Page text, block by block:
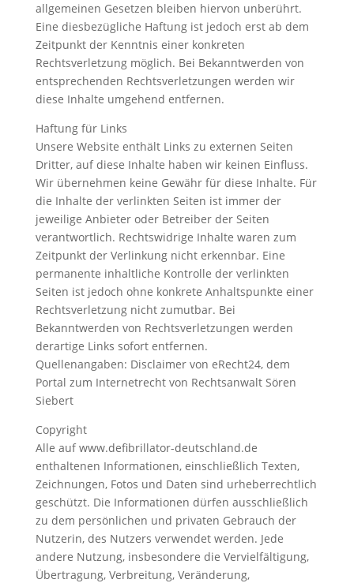
allgemeinen Gesetzen bleiben hiervon unberührt.
Eine diesbezügliche Haftung ist jedoch erst ab dem
Zeitpunkt der Kenntnis einer konkreten
Rechtsverletzung möglich. Bei Bekanntwerden von
entsprechenden Rechtsverletzungen werden wir
diese Inhalte umgehend entfernen.
Haftung für Links
Unsere Website enthält Links zu externen Seiten
Dritter, auf diese Inhalte haben wir keinen Einfluss.
Wir übernehmen keine Gewähr für diese Inhalte. Für
die Inhalte der verlinkten Seiten ist immer der
jeweilige Anbieter oder Betreiber der Seiten
verantwortlich. Rechtswidrige Inhalte waren zum
Zeitpunkt der Verlinkung nicht erkennbar. Eine
permanente inhaltliche Kontrolle der verlinkten
Seiten ist jedoch ohne konkrete Anhaltspunkte einer
Rechtsverletzung nicht zumutbar. Bei
Bekanntwerden von Rechtsverletzungen werden
derartige Links sofort entfernen.
Quellenangaben: Disclaimer von eRecht24, dem
Portal zum Internetrecht von Rechtsanwalt Sören
Siebert
Copyright
Alle auf www.defibrillator-deutschland.de
enthaltenen Informationen, einschließlich Texten,
Zeichnungen, Fotos und Daten sind urheberrechtlich
geschützt. Die Informationen dürfen ausschließlich
zu dem persönlichen und privaten Gebrauch der
Nutzerin, des Nutzers verwendet werden. Jede
andere Nutzung, insbesondere die Vervielfältigung,
Übertragung, Verbreitung, Veränderung,